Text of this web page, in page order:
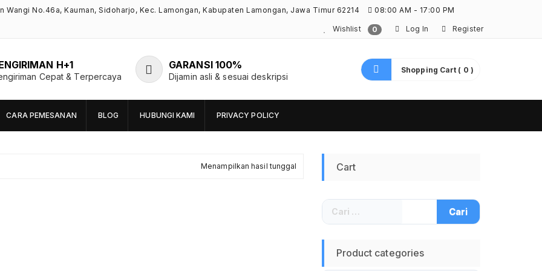
Wangi No.46a, Kauman, Sidoharjo, Kec. Lamongan, Kabupaten Lamongan, Jawa Timur 62214 08:00 AM - 17:00 PM
Wishlist 0 Log In Register
H+1
Cepat & Terpercaya
GARANSI 100%
Dijamin asli & sesuai deskripsi
Shopping Cart ( 0 )
CARA PEMESANAN BLOG HUBUNGI KAMI PRIVACY POLICY
Menampilkan hasil tunggal Cart
Cari
untuk:
Product categories